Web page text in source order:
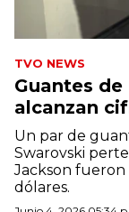
TVO NEWS
Guantes
alcanzan
Un par de
Swarovski
Jackson fueron
dólares.